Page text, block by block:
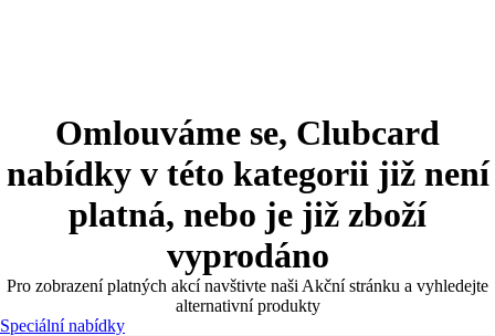
Omlouváme se, Clubcard
nabídky v této kategorii již není
platná, nebo je již zboží
vyprodáno
Pro zobrazení platných akcí navštivte naši Akční stránku a vyhledejte
alternativní produkty
Speciální nabídky